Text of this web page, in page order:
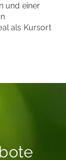
und einer
als Kursort